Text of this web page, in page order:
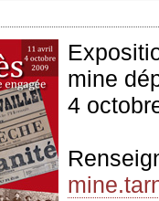
mine
4